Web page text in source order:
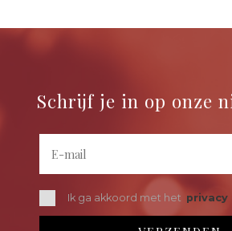
Schrijf je in op onze
Ik ga akkoord met het